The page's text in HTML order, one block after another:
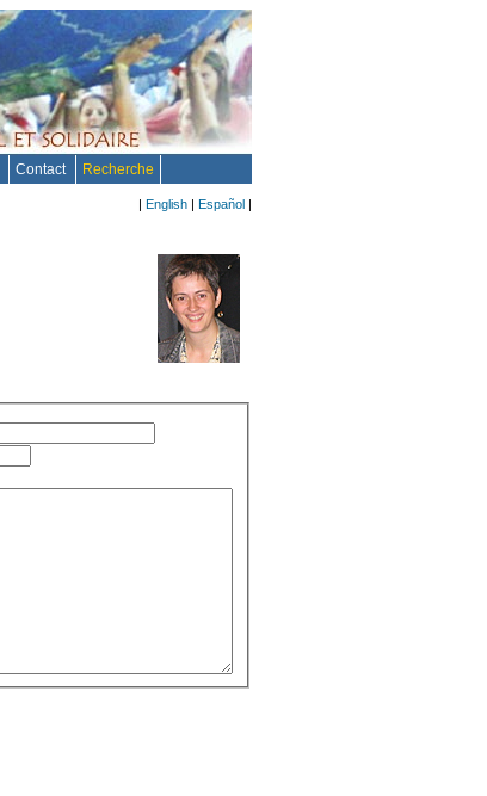
Contact Recherche
| English | Español |